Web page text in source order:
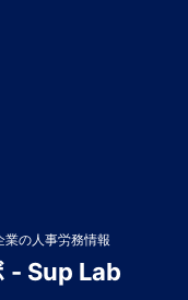
業の人事労務情報
- Sup Lab